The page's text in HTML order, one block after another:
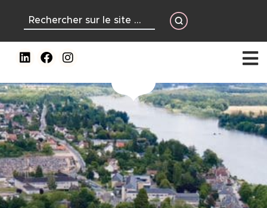
principal